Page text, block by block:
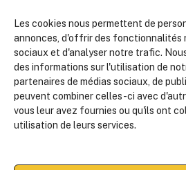
Les cookies nous permettent de
annonces, d'offrir des fonctionnalités
sociaux et d'analyser notre trafic.
des informations sur l'utilisation de
partenaires de médias sociaux, de
peuvent combiner celles-ci avec
vous leur avez fournies ou qu'ils ont
utilisation de leurs services.
Peu
Satisfait